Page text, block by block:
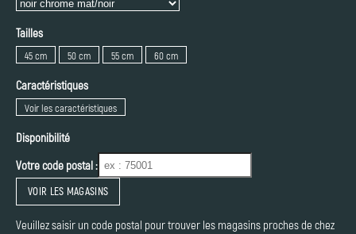
Tailles
45 cm 50 cm 55 cm 60 cm
Caractéristiques
Voir les caractéristiques
Disponibilité
Votre code postal :
VOIR LES MAGASINS
Veuillez saisir un code postal pour trouver les magasins proches de chez